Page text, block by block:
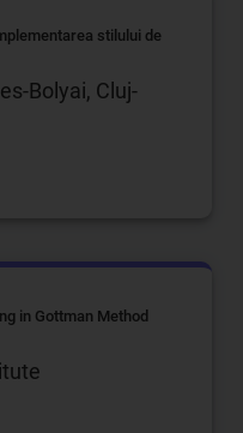
stilului de
Bolyai, Cluj-
in Gottman Method